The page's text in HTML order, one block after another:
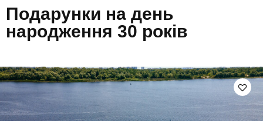
Подарунки на день
народження 30 років